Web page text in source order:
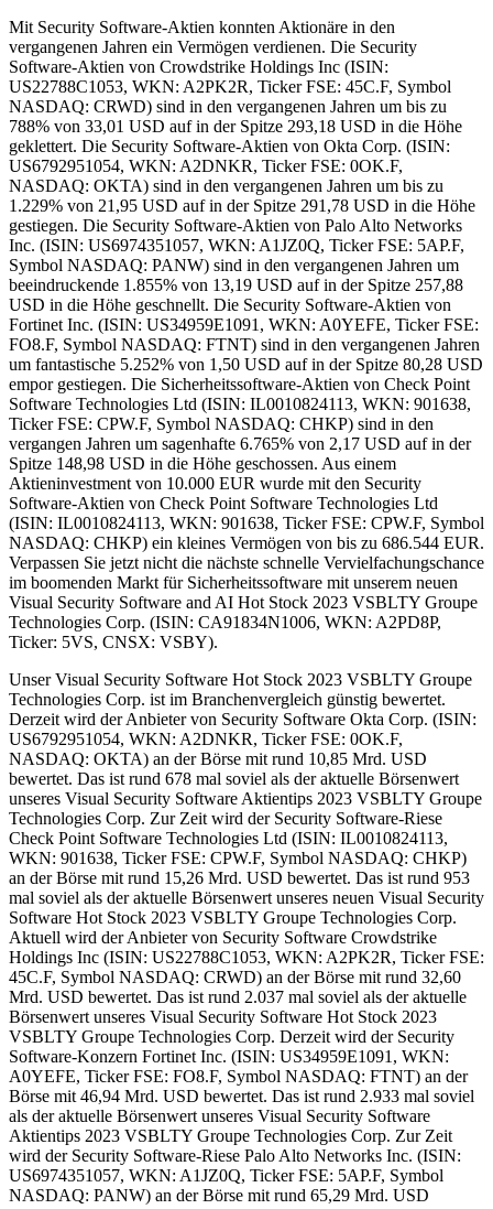
Mit Security Software-Aktien konnten Aktionäre in den
vergangenen Jahren ein Vermögen verdienen. Die Security
Software-Aktien von Crowdstrike Holdings Inc (ISIN:
US22788C1053, WKN: A2PK2R, Ticker FSE: 45C.F, Symbol
NASDAQ: CRWD) sind in den vergangenen Jahren um bis zu
788% von 33,01 USD auf in der Spitze 293,18 USD in die Höhe
geklettert. Die Security Software-Aktien von Okta Corp. (ISIN:
US6792951054, WKN: A2DNKR, Ticker FSE: 0OK.F,
NASDAQ: OKTA) sind in den vergangenen Jahren um bis zu
1.229% von 21,95 USD auf in der Spitze 291,78 USD in die Höhe
gestiegen. Die Security Software-Aktien von Palo Alto Networks
Inc. (ISIN: US6974351057, WKN: A1JZ0Q, Ticker FSE: 5AP.F,
Symbol NASDAQ: PANW) sind in den vergangenen Jahren um
beeindruckende 1.855% von 13,19 USD auf in der Spitze 257,88
USD in die Höhe geschnellt. Die Security Software-Aktien von
Fortinet Inc. (ISIN: US34959E1091, WKN: A0YEFE, Ticker FSE:
FO8.F, Symbol NASDAQ: FTNT) sind in den vergangenen Jahren
um fantastische 5.252% von 1,50 USD auf in der Spitze 80,28 USD
empor gestiegen. Die Sicherheitssoftware-Aktien von Check Point
Software Technologies Ltd (ISIN: IL0010824113, WKN: 901638,
Ticker FSE: CPW.F, Symbol NASDAQ: CHKP) sind in den
vergangen Jahren um sagenhafte 6.765% von 2,17 USD auf in der
Spitze 148,98 USD in die Höhe geschossen. Aus einem
Aktieninvestment von 10.000 EUR wurde mit den Security
Software-Aktien von Check Point Software Technologies Ltd
(ISIN: IL0010824113, WKN: 901638, Ticker FSE: CPW.F, Symbol
NASDAQ: CHKP) ein kleines Vermögen von bis zu 686.544 EUR.
Verpassen Sie jetzt nicht die nächste schnelle Vervielfachungschance
im boomenden Markt für Sicherheitssoftware mit unserem neuen
Visual Security Software and AI Hot Stock 2023 VSBLTY Groupe
Technologies Corp. (ISIN: CA91834N1006, WKN: A2PD8P,
Ticker: 5VS, CNSX: VSBY).
Unser Visual Security Software Hot Stock 2023 VSBLTY Groupe
Technologies Corp. ist im Branchenvergleich günstig bewertet.
Derzeit wird der Anbieter von Security Software Okta Corp. (ISIN:
US6792951054, WKN: A2DNKR, Ticker FSE: 0OK.F,
NASDAQ: OKTA) an der Börse mit rund 10,85 Mrd. USD
bewertet. Das ist rund 678 mal soviel als der aktuelle Börsenwert
unseres Visual Security Software Aktientips 2023 VSBLTY Groupe
Technologies Corp. Zur Zeit wird der Security Software-Riese
Check Point Software Technologies Ltd (ISIN: IL0010824113,
WKN: 901638, Ticker FSE: CPW.F, Symbol NASDAQ: CHKP)
an der Börse mit rund 15,26 Mrd. USD bewertet. Das ist rund 953
mal soviel als der aktuelle Börsenwert unseres neuen Visual Security
Software Hot Stock 2023 VSBLTY Groupe Technologies Corp.
Aktuell wird der Anbieter von Security Software Crowdstrike
Holdings Inc (ISIN: US22788C1053, WKN: A2PK2R, Ticker FSE:
45C.F, Symbol NASDAQ: CRWD) an der Börse mit rund 32,60
Mrd. USD bewertet. Das ist rund 2.037 mal soviel als der aktuelle
Börsenwert unseres Visual Security Software Hot Stock 2023
VSBLTY Groupe Technologies Corp. Derzeit wird der Security
Software-Konzern Fortinet Inc. (ISIN: US34959E1091, WKN:
A0YEFE, Ticker FSE: FO8.F, Symbol NASDAQ: FTNT) an der
Börse mit 46,94 Mrd. USD bewertet. Das ist rund 2.933 mal soviel
als der aktuelle Börsenwert unseres Visual Security Software
Aktientips 2023 VSBLTY Groupe Technologies Corp. Zur Zeit
wird der Security Software-Riese Palo Alto Networks Inc. (ISIN:
US6974351057, WKN: A1JZ0Q, Ticker FSE: 5AP.F, Symbol
NASDAQ: PANW) an der Börse mit rund 65,29 Mrd. USD